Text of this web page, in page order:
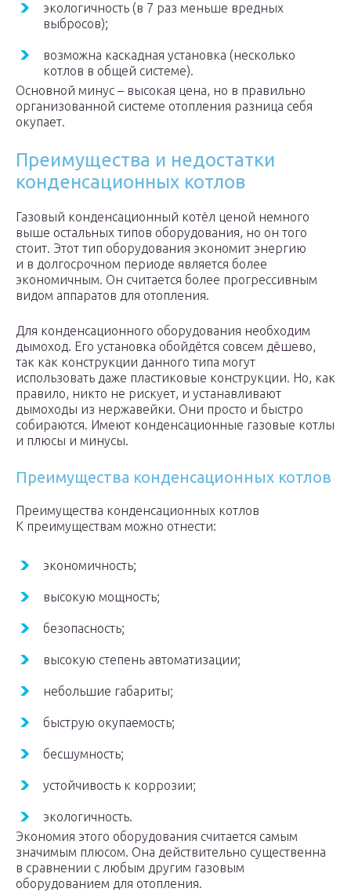
экологичность (в 7 раз меньше вредных
выбросов);
возможна каскадная установка (несколько
котлов в общей системе).
Основной минус – высокая цена, но в правильно
организованной системе отопления разница себя
окупает.
Преимущества и недостатки
конденсационных котлов
Газовый конденсационный котёл ценой немного
выше остальных типов оборудования, но он того
стоит. Этот тип оборудования экономит энергию
и в долгосрочном периоде является более
экономичным. Он считается более прогрессивным
видом аппаратов для отопления.
Для конденсационного оборудования необходим
дымоход. Его установка обойдётся совсем дёшево,
так как конструкции данного типа могут
использовать даже пластиковые конструкции. Но, как
правило, никто не рискует, и устанавливают
дымоходы из нержавейки. Они просто и быстро
собираются. Имеют конденсационные газовые котлы
и плюсы и минусы.
Преимущества конденсационных котлов
Преимущества конденсационных котлов
К преимуществам можно отнести:
экономичность;
высокую мощность;
безопасность;
высокую степень автоматизации;
небольшие габариты;
быструю окупаемость;
бесшумность;
устойчивость к коррозии;
экологичность.
Экономия этого оборудования считается самым
значимым плюсом. Она действительно существенна
в сравнении с любым другим газовым
оборудованием для отопления.